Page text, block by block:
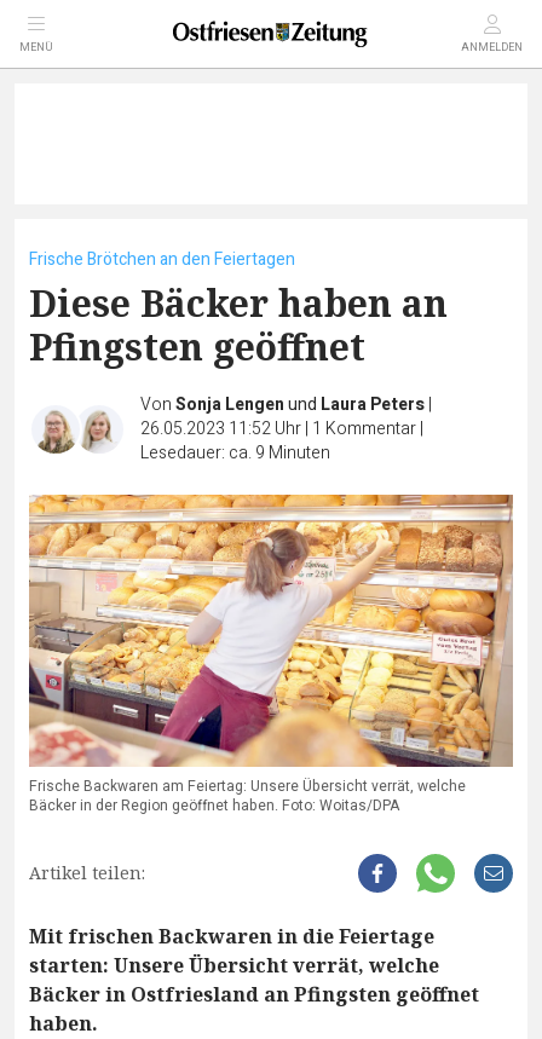
MENÜ ANMELDEN
Frische Brötchen an den Feiertagen
Diese Bäcker haben an
Pfingsten geöffnet
VonSonja Lengenund Laura Peters|
26.05.2023 11:52 Uhr| 1 Kommentar|
Lesedauer: ca. 9 Minuten
Frische Backwaren am Feiertag: Unsere Übersicht verrät, welche
Bäcker in der Region geöffnet haben. Foto: Woitas/DPA
Artikel teilen:
Mit frischen Backwaren in die Feiertage
starten: Unsere Übersicht verrät, welche
Bäcker in Ostfriesland an Pfingsten geöffnet
haben.